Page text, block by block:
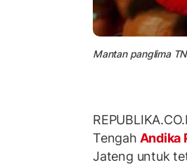
Mantan panglima
Tengah Andika
Jateng untuk